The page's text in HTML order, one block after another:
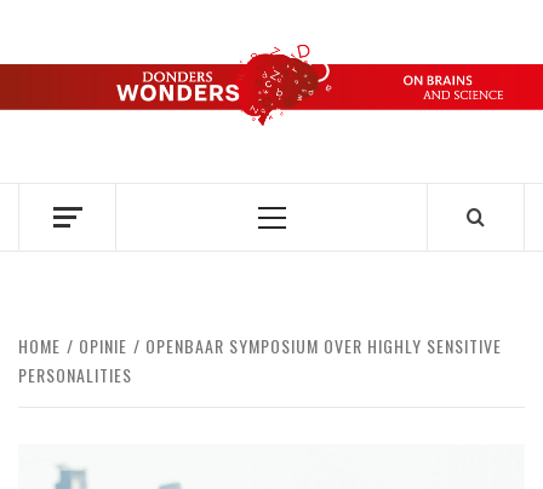
de
DONDERS
OVER HERSENEN EN WETENSCHAP // ON BRAINS AND
Primair
HOME OPINIE
OPENBAAR SYMPOSIUM OVER HIGHLY SENSITIVE
PERSONALITIES